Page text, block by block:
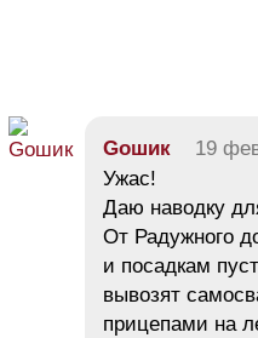
Goшик 19
Ужас!
Даю наводку
От Радужного
и посадкам
вывозят
прицепами на